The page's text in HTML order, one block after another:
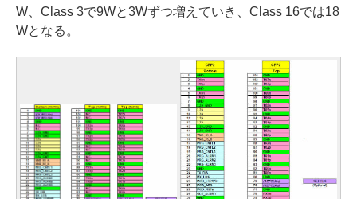
W、Class 3で9Wと3Wずつ増えていき、Class 16では18
Wとなる。